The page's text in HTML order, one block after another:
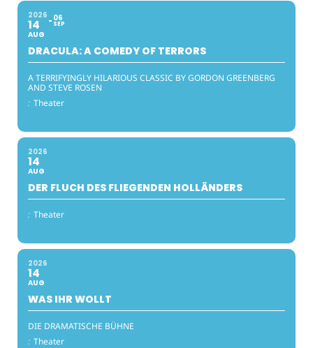
2026
14
AUG
06
SEP
DRACULA: A COMEDY OF TERRORS
A TERRIFYINGLY HILARIOUS CLASSIC BY GORDON GREENBERG
AND STEVE ROSEN
: Theater
2026
14
AUG
DER FLUCH DES FLIEGENDEN HOLLÄNDERS
: Theater
2026
14
AUG
WAS IHR WOLLT
DIE DRAMATISCHE BÜHNE
: Theater